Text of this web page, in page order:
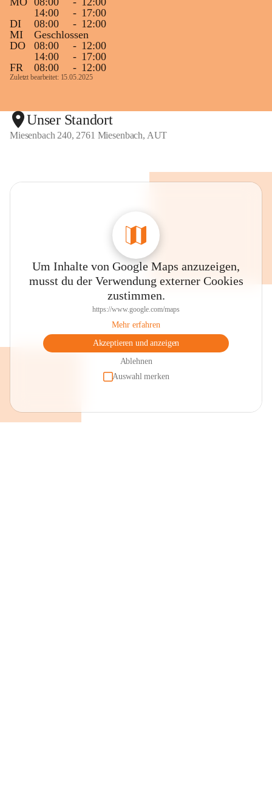
14:00
- 17:00
DI
08:00 - 12:00
MI
Geschlossen
DO
08:00 - 12:00
14:00
- 17:00
FR
08:00 - 12:00
Zuletzt bearbeitet: 15.05.2025
Unser Standort
Miesenbach 240, 2761 Miesenbach, AUT
Um Inhalte von Google Maps anzuzeigen,
musst du der Verwendung externer Cookies
zustimmen.
https://www.google.com/maps
Mehr erfahren
Akzeptieren und anzeigen
Ablehnen
Auswahl merken